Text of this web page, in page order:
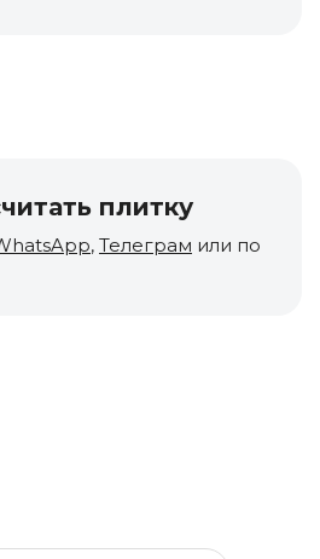
плитку
, Телеграм или по